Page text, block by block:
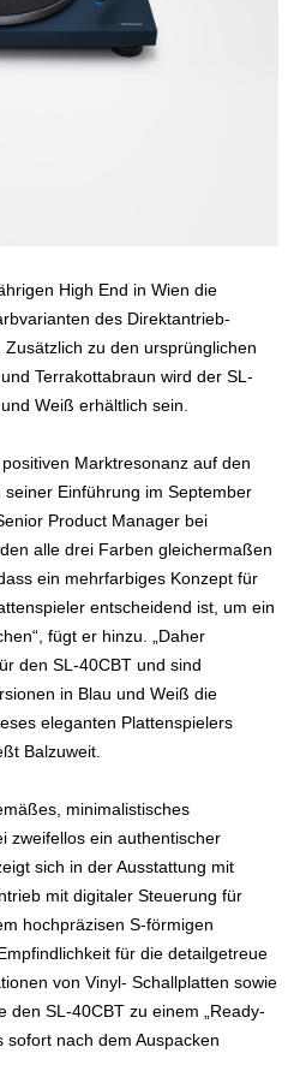
High End in Wien die
des Direktantrieb-
zu den ursprünglichen
Terrakottabraun wird der SL-
Weiß erhältlich sein.
Marktresonanz auf den
Einführung im September
Product Manager bei
alle drei Farben gleichermaßen
ein mehrfarbiges Konzept für
entscheidend ist, um ein
fügt er hinzu. „Daher
den SL-40CBT und sind
in Blau und Weiß die
eleganten Plattenspielers
Balzuweit.
minimalistisches
zweifellos ein authentischer
sich in der Ausstattung mit
mit digitaler Steuerung für
hochpräzisen S-förmigen
für die detailgetreue
von Vinyl- Schallplatten sowie
den SL-40CBT zu einem „Ready-
sofort nach dem Auspacken